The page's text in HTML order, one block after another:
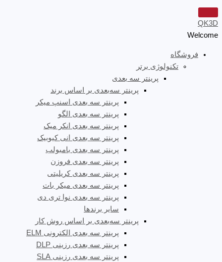
QK3D
Welcome
فروشگاه
تکنولوژی برتر
پرینتر سه‌ بعدی
پرینتر سه‌بعدی بر اساس برند
پرینتر سه بعدی اسنپ میکر
پرینتر سه بعدی الگو
پرینتر سه بعدی انکر میک
پرینتر سه بعدی انی کیوبیک
پرینتر سه بعدی بامبولب
پرینتر سه بعدی فروزن
پرینتر سه بعدی کریلیتی
پرینتر سه بعدی میکر بات
پرینتر سه بعدی نوا تری دی
سایر برندها
پرینتر سه‌بعدی بر اساس روش کار
پرینتر سه بعدی الکترونی ELM
پرینتر سه بعدی رزینی DLP
پرینتر سه بعدی رزینی SLA